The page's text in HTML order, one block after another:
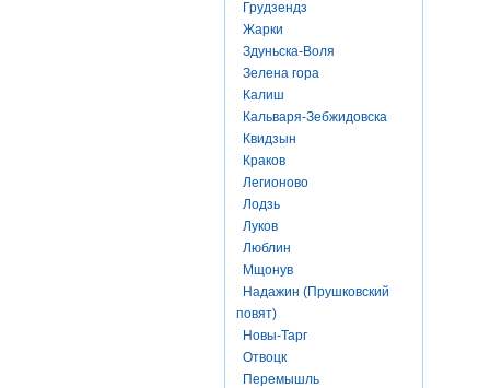
Грудзендз
Жарки
Здуньска-Воля
Зелена гора
Калиш
Кальваря-Зебжидовска
Квидзын
Краков
Легионово
Лодзь
Луков
Люблин
Мщонув
Надажин (Прушковский
повят)
Новы-Тарг
Отвоцк
Перемышль